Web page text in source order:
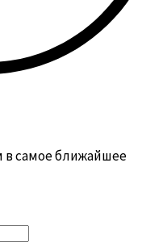
в самое ближайшее